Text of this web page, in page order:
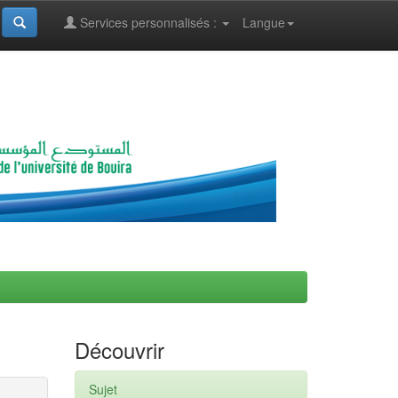
Langue
Services personnalisés :
Découvrir
Sujet